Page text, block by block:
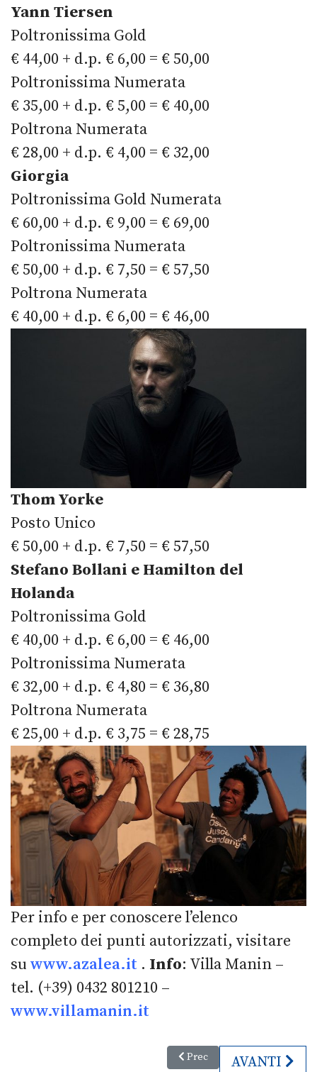
Yann Tiersen
Poltronissima Gold
€ 44,00 + d.p. € 6,00 = € 50,00
Poltronissima Numerata
€ 35,00 + d.p. € 5,00 = € 40,00
Poltrona Numerata
€ 28,00 + d.p. € 4,00 = € 32,00
Giorgia
Poltronissima Gold Numerata
€ 60,00 + d.p. € 9,00 = € 69,00
Poltronissima Numerata
€ 50,00 + d.p. € 7,50 = € 57,50
Poltrona Numerata
€ 40,00 + d.p. € 6,00 = € 46,00
Thom Yorke
Posto Unico
€ 50,00 + d.p. € 7,50 = € 57,50
Stefano Bollani e Hamilton del
Holanda
Poltronissima Gold
€ 40,00 + d.p. € 6,00 = € 46,00
Poltronissima Numerata
€ 32,00 + d.p. € 4,80 = € 36,80
Poltrona Numerata
€ 25,00 + d.p. € 3,75 = € 28,75
Per info e per conoscere l’elenco
completo dei punti autorizzati, visitare
su www.azalea.it . Info: Villa Manin –
tel. (+39) 0432 801210 –
www.villamanin.it
Articolo precedente: Riapre
Prec ARTICOLO
AVANTI